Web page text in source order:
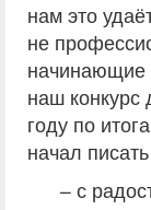
нам это
не
начинающие
наш конкурс
году по
начал
– с